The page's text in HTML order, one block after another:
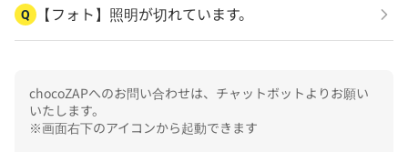
Q 【フォト】照明が切れています。
chocoZAPへのお問い合わせは、チャットボットよりお願い
いたします。
※画面右下のアイコンから起動できます